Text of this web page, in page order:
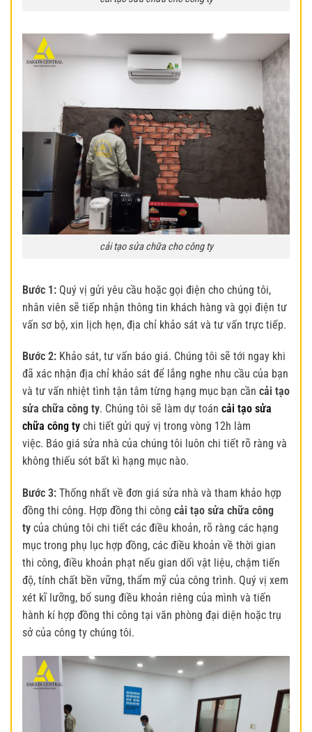
cải tạo sửa chữa cho công ty
Bước 1: Quý vị gửi yêu cầu hoặc gọi điện cho chúng tôi,
nhân viên sẽ tiếp nhận thông tin khách hàng và gọi điện tư
vấn sơ bộ, xin lịch hẹn, địa chỉ khảo sát và tư vấn trực tiếp.
Bước 2: Khảo sát, tư vấn báo giá. Chúng tôi sẽ tới ngay khi
đã xác nhận địa chỉ khảo sát để lắng nghe nhu cầu của bạn
và tư vấn nhiệt tình tận tâm từng hạng mục bạn cần cải tạo
sửa chữa công ty. Chúng tôi sẽ làm dự toán cải tạo sửa
chữa công ty chi tiết gửi quý vị trong vòng 12h làm
việc. Báo giá sửa nhà của chúng tôi luôn chi tiết rõ ràng và
không thiếu sót bất kì hạng mục nào.
Bước 3: Thống nhất về đơn giá sửa nhà và tham khảo hợp
đồng thi công. Hợp đồng thi công cải tạo sửa chữa công
ty của chúng tôi chi tiết các điều khoản, rõ ràng các hạng
mục trong phụ lục hợp đồng, các điều khoản về thời gian
thi công, điều khoản phạt nếu gian dối vật liệu, chậm tiến
độ, tính chất bền vững, thẩm mỹ của công trình. Quý vị xem
xét kĩ lưỡng, bổ sung điều khoản riêng của mình và tiến
hành kí hợp đồng thi công tại văn phòng đại diện hoặc trụ
sở của công ty chúng tôi.